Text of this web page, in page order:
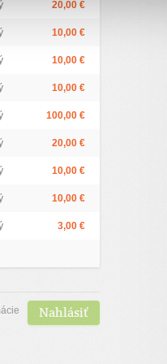
20,00 €
10,00 €
10,00 €
10,00 €
100,00 €
20,00 €
10,00 €
10,00 €
3,00 €
Nahlásiť